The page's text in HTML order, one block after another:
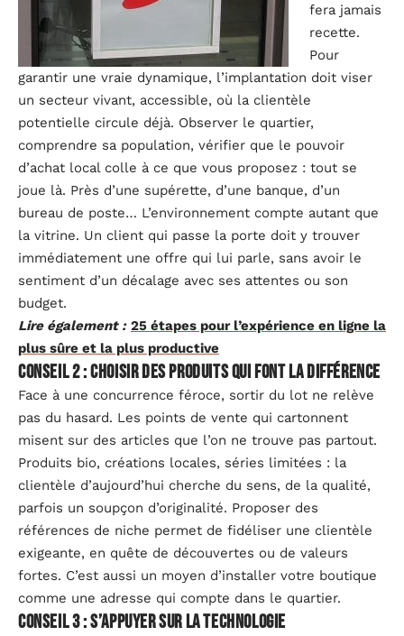
fera jamais
recette.
Pour
garantir une vraie dynamique, l’implantation doit viser
un secteur vivant, accessible, où la clientèle
potentielle circule déjà. Observer le quartier,
comprendre sa population, vérifier que le pouvoir
d’achat local colle à ce que vous proposez : tout se
joue là. Près d’une supérette, d’une banque, d’un
bureau de poste… L’environnement compte autant que
la vitrine. Un client qui passe la porte doit y trouver
immédiatement une offre qui lui parle, sans avoir le
sentiment d’un décalage avec ses attentes ou son
budget.
Lire également : 25 étapes pour l’expérience en ligne la
plus sûre et la plus productive
Conseil 2 : choisir des produits qui font la différence
Face à une concurrence féroce, sortir du lot ne relève
pas du hasard. Les points de vente qui cartonnent
misent sur des articles que l’on ne trouve pas partout.
Produits bio, créations locales, séries limitées : la
clientèle d’aujourd’hui cherche du sens, de la qualité,
parfois un soupçon d’originalité. Proposer des
références de niche permet de fidéliser une clientèle
exigeante, en quête de découvertes ou de valeurs
fortes. C’est aussi un moyen d’installer votre boutique
comme une adresse qui compte dans le quartier.
Conseil 3 : s’appuyer sur la technologie